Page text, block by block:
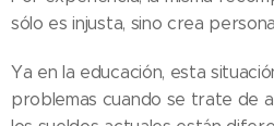
sólo es injusta, sino crea
Ya en la educación, esta
problemas cuando se trate de